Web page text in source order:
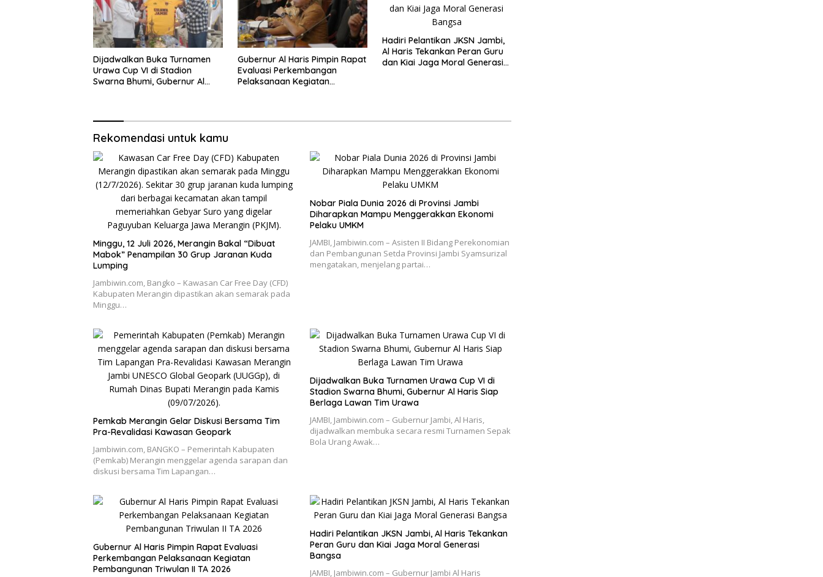
Dijadwalkan Buka Turnamen
Urawa Cup VI di Stadion
Swarna Bhumi, Gubernur Al
Gubernur Al Haris Pimpin Rapat
Evaluasi Perkembangan
Pelaksanaan Kegiatan
Hadiri Pelantikan JKSN Jambi,
Al Haris Tekankan Peran Guru
dan Kiai Jaga Moral Generasi
Rekomendasi untuk kamu
Minggu, 12 Juli 2026, Merangin Bakal “Dibuat
Mabok” Penampilan 30 Grup Jaranan Kuda
Lumping
Jambiwin.com, Bangko – Kawasan Car Free Day (CFD)
Kabupaten Merangin dipastikan akan semarak pada
Minggu…
Nobar Piala Dunia 2026 di Provinsi Jambi
Diharapkan Mampu Menggerakkan Ekonomi
Pelaku UMKM
JAMBI, Jambiwin.com – Asisten II Bidang Perekonomian
dan Pembangunan Setda Provinsi Jambi Syamsurizal
mengatakan, menjelang partai…
Pemkab Merangin Gelar Diskusi Bersama Tim
Pra-Revalidasi Kawasan Geopark
Jambiwin.com, BANGKO – Pemerintah Kabupaten
(Pemkab) Merangin menggelar agenda sarapan dan
diskusi bersama Tim Lapangan…
Dijadwalkan Buka Turnamen Urawa Cup VI di
Stadion Swarna Bhumi, Gubernur Al Haris Siap
Berlaga Lawan Tim Urawa
JAMBI, Jambiwin.com – Gubernur Jambi, Al Haris,
dijadwalkan membuka secara resmi Turnamen Sepak
Bola Urang Awak…
Gubernur Al Haris Pimpin Rapat Evaluasi
Perkembangan Pelaksanaan Kegiatan
Pembangunan Triwulan II TA 2026
Hadiri Pelantikan JKSN Jambi, Al Haris Tekankan
Peran Guru dan Kiai Jaga Moral Generasi
Bangsa
JAMBI, Jambiwin.com – Gubernur Jambi Al Haris